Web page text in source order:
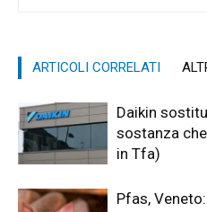
ARTICOLI CORRELATI
Daikin
sostanza
in Tfa)
Pfas,